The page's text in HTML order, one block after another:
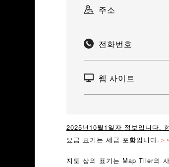
주소
전화번호
웹 사이트
2025년10월1일자 정보입니다.
요금 표기는 세금 포함입니다.
지도 상의 표기는 Map Tiler의